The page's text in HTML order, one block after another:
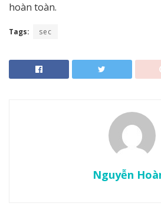
hoàn toàn.
Tags: sec
Nguyễn